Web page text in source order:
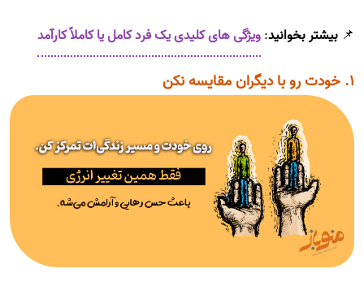
📌 بیشتر بخوانید:ویژگی های کلیدی یک فرد کامل یا کاملاً کارآمد
۱. خودت رو با دیگران مقایسه نکن